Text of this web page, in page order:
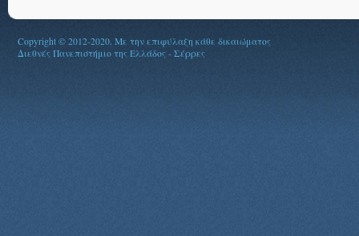
Copyright © 2012-2020. Με την επιφύλαξη κάθε δικαιώματος
Διεθνές Πανεπιστήμιο της Ελλάδος - Σέρρες